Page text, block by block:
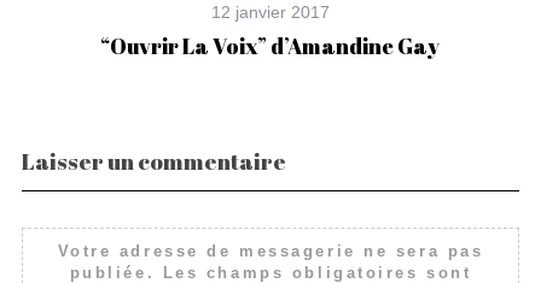
12 janvier 2017
“Ouvrir La Voix” d’Amandine Gay
Laisser un commentaire
Votre adresse de messagerie ne sera pas
publiée.
Les champs obligatoires sont